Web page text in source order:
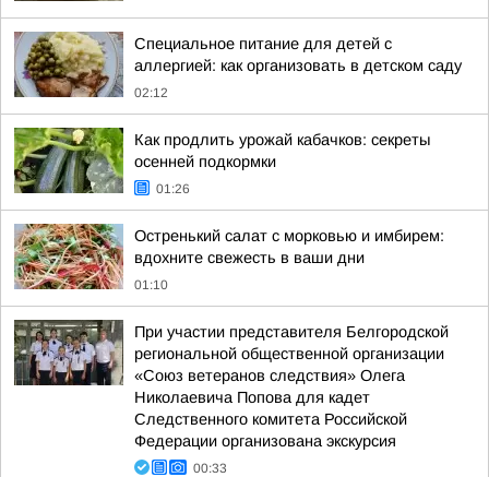
Специальное питание для детей с
аллергией: как организовать в детском саду
02:12
Как продлить урожай кабачков: секреты
осенней подкормки
01:26
Остренький салат с морковью и имбирем:
вдохните свежесть в ваши дни
01:10
При участии представителя Белгородской
региональной общественной организации
«Союз ветеранов следствия» Олега
Николаевича Попова для кадет
Следственного комитета Российской
Федерации организована экскурсия
00:33